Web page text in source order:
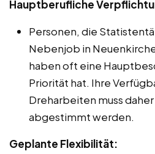
Hauptberufliche
Personen, die
Nebenjob in
haben oft eine
Priorität hat. Ihre
Dreharbeiten muss
abgestimmt werden.
Geplante Flexibilität: